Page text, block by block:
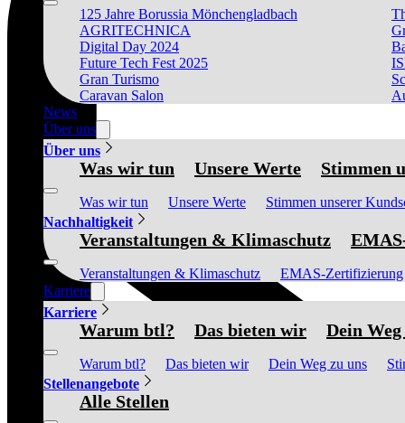
125 Jahre Borussia Mönchengladbach
AGRITECHNICA
Digital Day 2024
Future Tech Fest 2025
Gran Turismo
Caravan Salon
News
Über uns
Über uns
Was wir tun Unsere Werte Stimmen
Was wir tun Unsere Werte
Stimmen unserer
Nachhaltigkeit
Veranstaltungen & Klimaschutz
Veranstaltungen & Klimaschutz
EMAS-Zertifizierung
Karriere
Karriere
Warum btl? Das bieten wir Dein
Warum btl? Das bieten wir Dein Weg zu uns
Stellenangebote
Alle Stellen